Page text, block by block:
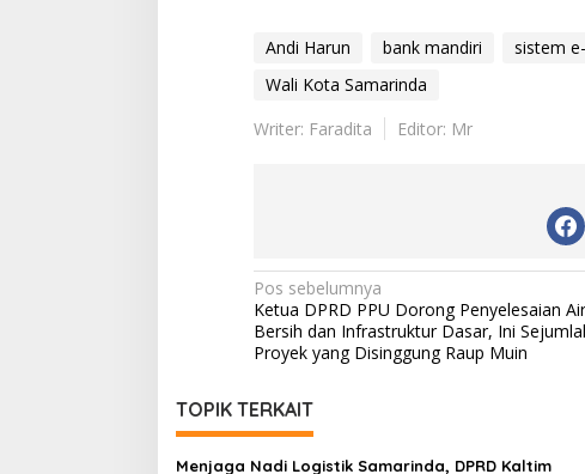
Andi Harun bank mandiri sistem
Wali Kota Samarinda
Writer: Faradita
Editor: Mr
Navigasi
pos
Pos sebelumnya
Ketua DPRD PPU Dorong Penyelesaian Air
Bersih dan Infrastruktur Dasar, Ini
Proyek yang Disinggung Raup Muin
TOPIK TERKAIT
Menjaga Nadi Logistik Samarinda, DPRD Kaltim